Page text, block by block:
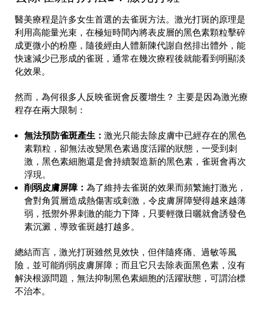
醫美療程是許多女生首選的去雀斑方法。激光打斑的原理是
利用高能量光束，在極短時間內將表皮層的黑色素顆粒擊碎
成更微小的粉塵，隨後經由人體新陳代謝自然排出體外，能
快速減少已形成的雀斑，通常在幾次療程後就能看到明顯淡
化效果。
然而，為何很多人反映雀斑會反覆增生？ 主要是因為激光療
程存在兩大限制：
無法預防雀斑產生：激光只能去除皮膚中已經存在的黑色
素顆粒，卻無法改變黑色素過度活躍的狀態，一受到刺
激，黑色素細胞還是會持續製造新的黑色素，雀斑會再次
浮現。
削弱皮膚屏障：為了維持去雀斑的效果而頻繁施打激光，
會對角質層造成熱傷害或刺激，令皮膚屏障變得越來越薄
弱，抵禦外界刺激的能力下降，只要輕微日曬就會誘發色
素沉澱，導致雀斑越打越多。
總結而言，激光打斑雖然見效快，但伴隨疼痛、過敏等風
險，並可能削弱皮膚屏障；而且它只去除表面黑色素，沒有
解決根源問題，無法抑制黑色素細胞的活躍狀態，可謂治標
不治本。